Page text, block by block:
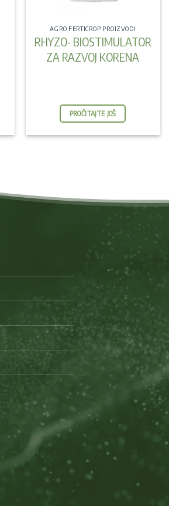
AGRO FERTICROP PROIZVODI
RHYZO- BIOSTIMULATOR
ZA RAZVOJ KORENA
PROČITAJTE JOŠ